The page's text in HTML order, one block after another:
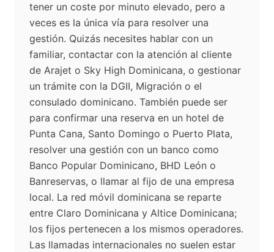
tener un coste por minuto elevado, pero a
veces es la única vía para resolver una
gestión. Quizás necesites hablar con un
familiar, contactar con la atención al cliente
de Arajet o Sky High Dominicana, o gestionar
un trámite con la DGII, Migración o el
consulado dominicano. También puede ser
para confirmar una reserva en un hotel de
Punta Cana, Santo Domingo o Puerto Plata,
resolver una gestión con un banco como
Banco Popular Dominicano, BHD León o
Banreservas, o llamar al fijo de una empresa
local. La red móvil dominicana se reparte
entre Claro Dominicana y Altice Dominicana;
los fijos pertenecen a los mismos operadores.
Las llamadas internacionales no suelen estar